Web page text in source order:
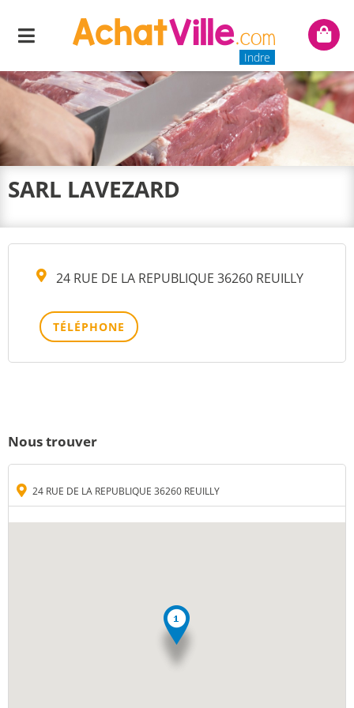
Menu
Indre
Mon
SARL LAVEZARD
24 RUE DE LA REPUBLIQUE 36260 REUILLY
TÉLÉPHONE
Nous trouver
24 RUE DE LA REPUBLIQUE 36260 REUILLY